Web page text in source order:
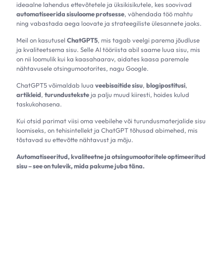
ideaalne lahendus ettevõtetele ja üksikisikutele, kes soovivad
automatiseerida sisuloome protsesse, vähendada töö mahtu
ning vabastada aega loovate ja strateegiliste ülesannete jaoks.
Meil on kasutusel ChatGPT5, mis tagab veelgi parema jõudluse
ja kvaliteetsema sisu. Selle AI tööriista abil saame luua sisu, mis
on nii loomulik kui ka kaasahaarav, aidates kaasa paremale
nähtavusele otsingumootorites, nagu Google.
ChatGPT5 võimaldab luua veebisaitide sisu, blogipostitusi,
artikleid, turundustekste ja palju muud kiiresti, hoides kulud
taskukohasena.
Kui otsid parimat viisi oma veebilehe või turundusmaterjalide sisu
loomiseks, on tehisintellekt ja ChatGPT tõhusad abimehed, mis
tõstavad su ettevõtte nähtavust ja mõju.
Automatiseeritud, kvaliteetne ja otsingumootoritele optimeeritud
sisu – see on tulevik, mida pakume juba täna.